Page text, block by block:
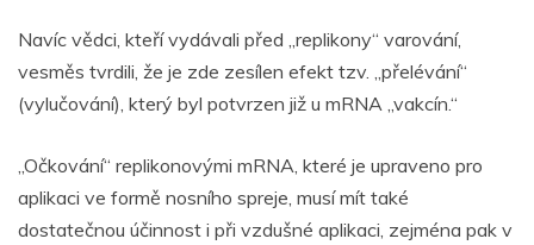
Navíc vědci, kteří vydávali před „replikony“ varování,
vesměs tvrdili, že je zde zesílen efekt tzv. „přelévání“
(vylučování), který byl potvrzen již u mRNA „vakcín.“
„Očkování“ replikonovými mRNA, které je upraveno pro
aplikaci ve formě nosního spreje, musí mít také
dostatečnou účinnost i při vzdušné aplikaci, zejména pak v